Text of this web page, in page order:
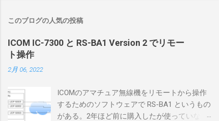
このブログの人気の投稿
ICOM IC-7300 と RS-BA1 Version 2 でリモー
ト操作
2月 06, 2022
ICOMのアマチュア無線機をリモートから操作
するためのソフトウェアで RS-BA1 というもの
がある。2年ほど前に購入したが使っていなか